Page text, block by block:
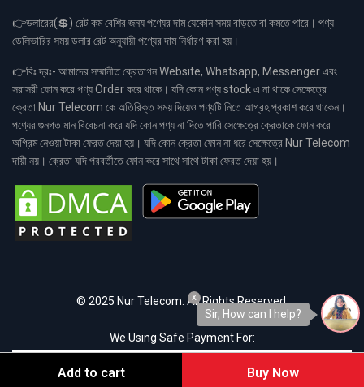
👉ডলারের(💲) রেট কম বেশির জন্য পণ্যের দাম যেকোন সময় বাড়তে বা কমতে পারে। পণ্য
ডেলিভারির সময় ডলার রেট অনুযায়ী পণ্যের দাম নির্ধারণ করা হয়।
👉বিঃ দ্রঃ- আমাদের সম্মানীত ক্রেতাগন Website, Whatsapp, Messenger এবং
সরাসরী ফোন করে পণ্য Order করে থাকে। যদি কোন পণ্য stock এ না থাকে সেক্ষেত্রে
ক্রেতা Nur Telecom কে অতিরিক্ত সময় দিয়েও পণ্যটি নিতে আগ্রহ প্রকাশ করে থাকেন।
পণ্যের গুনগত মান বিবেচনা করে যদি কোন পণ্য না দিতে পারি সেক্ষেত্রে ক্রেতাকে ফোন করে
অগ্রিম নেওয়া টাকা ফেরত দেয়া হয়। যদি কোন ক্রেতা ফোন না ধরে সেক্ষেত্রে Nur Telecom
দায়ী নয়। ক্রেতা যদি পরবর্তীতে ফোন করে সাথে সাথে টাকা ফেরত দেয়া হয়।
© 2025 Nur Telecom. All Rights Reserved.
We Using Safe Payment For:
Add to cart Buy Now
Sir, How can I help?
x